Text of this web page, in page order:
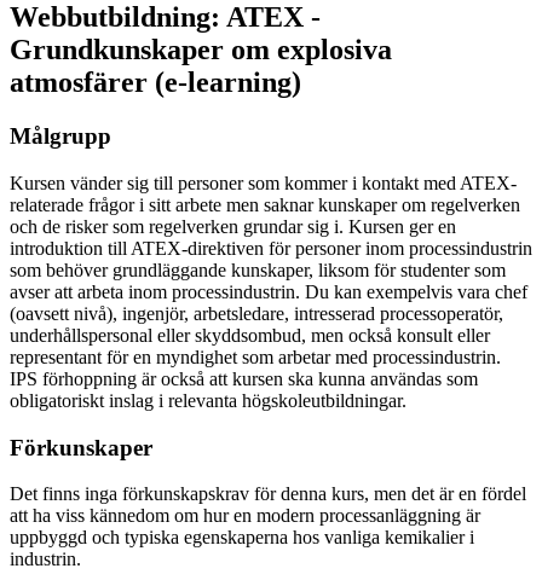
Webbutbildning: ATEX -
Grundkunskaper om explosiva
atmosfärer (e-learning)
Målgrupp
Kursen vänder sig till personer som kommer i kontakt med ATEX-
relaterade frågor i sitt arbete men saknar kunskaper om regelverken
och de risker som regelverken grundar sig i. Kursen ger en
introduktion till ATEX-direktiven för personer inom processindustrin
som behöver grundläggande kunskaper, liksom för studenter som
avser att arbeta inom processindustrin. Du kan exempelvis vara chef
(oavsett nivå), ingenjör, arbetsledare, intresserad processoperatör,
underhållspersonal eller skyddsombud, men också konsult eller
representant för en myndighet som arbetar med processindustrin.
IPS förhoppning är också att kursen ska kunna användas som
obligatoriskt inslag i relevanta högskoleutbildningar.
Förkunskaper
Det finns inga förkunskapskrav för denna kurs, men det är en fördel
att ha viss kännedom om hur en modern processanläggning är
uppbyggd och typiska egenskaperna hos vanliga kemikalier i
industrin.